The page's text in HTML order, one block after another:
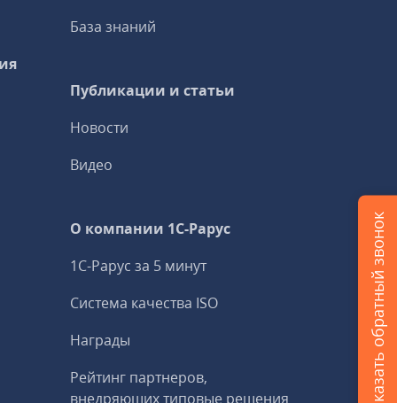
База знаний
Публикации и статьи
Новости
Видео
О компании 1C-Рарус
1С-Рарус за 5 минут
Система качества ISO
Награды
Рейтинг партнеров,
внедряющих типовые решения
Заказать обратный звонок